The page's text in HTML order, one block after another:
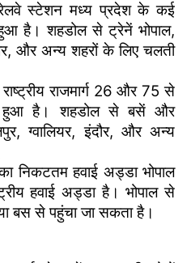
स्टेशन मध्य प्रदेश के कई
है। शहडोल से ट्रेनें भोपाल,
और अन्य शहरों के लिए चलती
राजमार्ग 26 और 75 से
हुआ है। शहडोल से बसें और
ग्वालियर, इंदौर, और अन्य
निकटतम हवाई अड्डा भोपाल
हवाई अड्डा है। भोपाल से
बस से पहुंचा जा सकता है।